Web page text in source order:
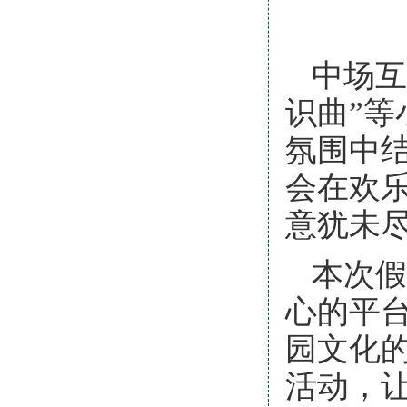
中场
识曲”等
氛围中
会在欢
意犹未
本次
心的平
园文化
活动，